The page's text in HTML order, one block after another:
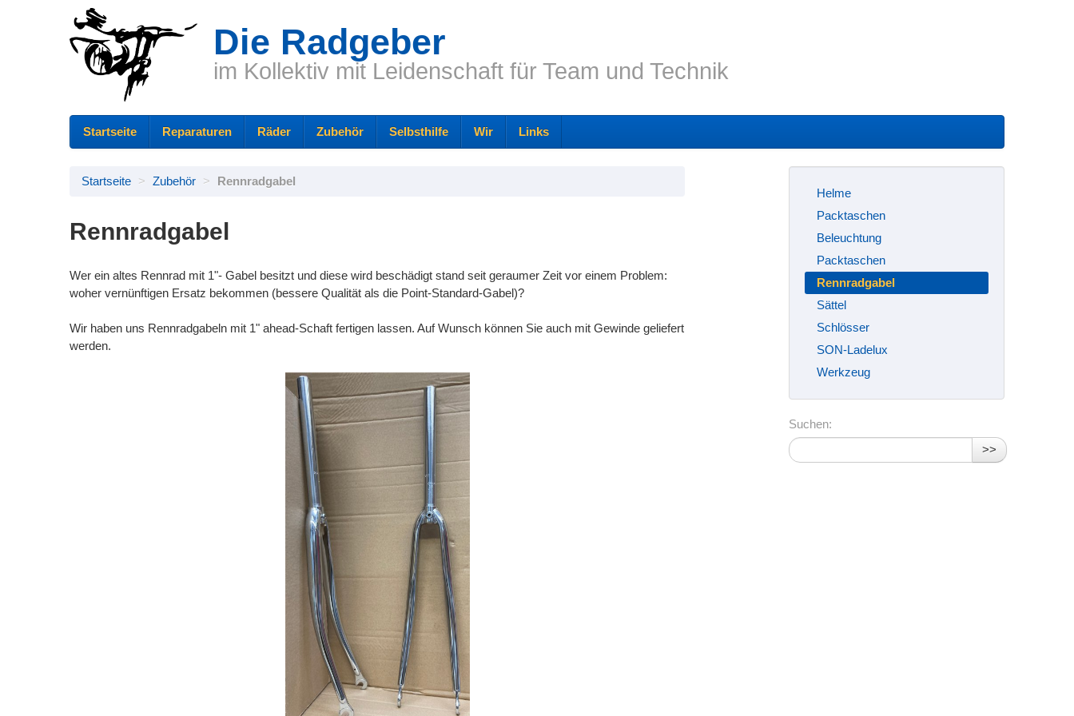
Die Radgeber
im Kollektiv mit Leidenschaft für Team und Technik
Startseite Reparaturen Räder Zubehör Selbsthilfe Wir Links
Startseite > Zubehör > Rennradgabel
Rennradgabel
Wer ein altes Rennrad mit 1"- Gabel besitzt und diese wird beschädigt stand seit geraumer Zeit vor einem Problem:
woher vernünftigen Ersatz bekommen (bessere Qualität als die Point-Standard-Gabel)?
Wir haben uns Rennradgabeln mit 1" ahead-Schaft fertigen lassen. Auf Wunsch können Sie auch mit Gewinde geliefert
werden.
Helme
Packtaschen
Beleuchtung
Packtaschen
Rennradgabel
Sättel
Schlösser
SON-Ladelux
Werkzeug
Suchen:
>>